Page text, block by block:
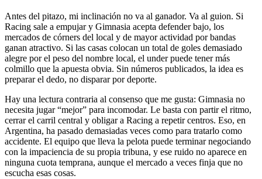
Antes del pitazo, mi inclinación no va al ganador. Va al guion. Si
Racing sale a empujar y Gimnasia acepta defender bajo, los
mercados de córners del local y de mayor actividad por bandas
ganan atractivo. Si las casas colocan un total de goles demasiado
alegre por el peso del nombre local, el under puede tener más
colmillo que la apuesta obvia. Sin números publicados, la idea es
preparar el dedo, no disparar por deporte.
Hay una lectura contraria al consenso que me gusta: Gimnasia no
necesita jugar “mejor” para incomodar. Le basta con partir el ritmo,
cerrar el carril central y obligar a Racing a repetir centros. Eso, en
Argentina, ha pasado demasiadas veces como para tratarlo como
accidente. El equipo que lleva la pelota puede terminar negociando
con la impaciencia de su propia tribuna, y ese ruido no aparece en
ninguna cuota temprana, aunque el mercado a veces finja que no
escucha esas cosas.